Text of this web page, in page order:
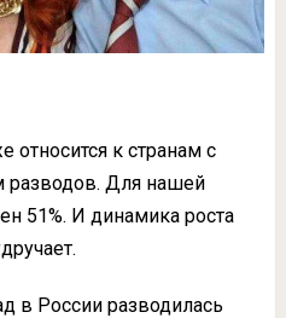
к странам с
Для нашей
51%. И динамика роста
в России разводилась